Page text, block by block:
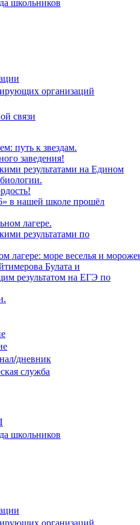
организаций
связи
путь к звездам.
заведения!
результатами на Едином
в нашей школе прошёл
лагере.
результатами по
лагере: море веселья и
Булата и
результатом на ЕГЭ по
дневник
служба
школьников
организаций